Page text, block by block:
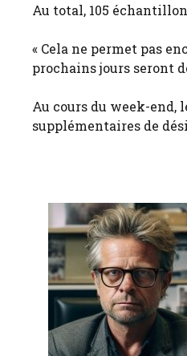
Au total, 105
« Cela ne permet pas
prochains jours seront
Au cours du week-end,
supplémentaires de